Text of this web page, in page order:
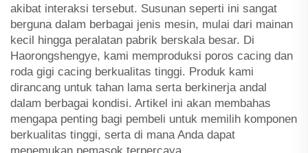
akibat interaksi tersebut. Susunan seperti ini sangat
berguna dalam berbagai jenis mesin, mulai dari mainan
kecil hingga peralatan pabrik berskala besar. Di
Haorongshengye, kami memproduksi poros cacing dan
roda gigi cacing berkualitas tinggi. Produk kami
dirancang untuk tahan lama serta berkinerja andal
dalam berbagai kondisi. Artikel ini akan membahas
mengapa penting bagi pembeli untuk memilih komponen
berkualitas tinggi, serta di mana Anda dapat